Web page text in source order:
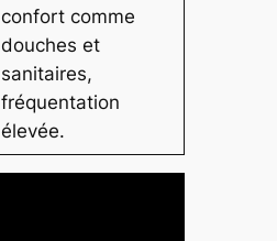
confort comme
douches et
sanitaires,
fréquentation
élevée.